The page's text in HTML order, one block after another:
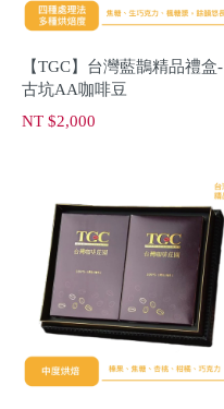
【TGC】台灣藍鵲精品禮盒-
古坑AA咖啡豆
NT $2,000